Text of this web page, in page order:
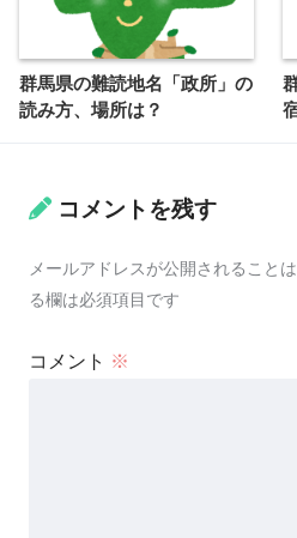
群馬県の難読地名「政所」の
読み方、場所は？
コメントを残す
メールアドレスが公開されることは
る欄は必須項目です
コメント ※